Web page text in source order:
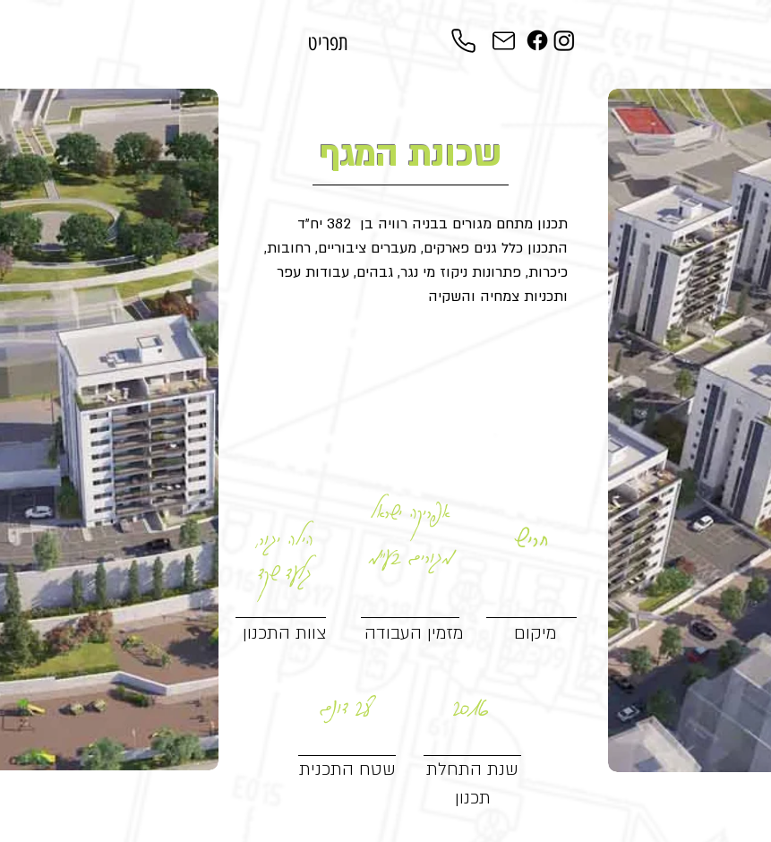
תפריט
שכונת המגף
תכנון מתחם מגורים בבניה רוויה בן 382 יח"ד
התכנון כלל גנים פארקים, מעברים ציבוריים, רחובות,
כיכרות, פתרונות ניקוז מי נגר, גבהים, עבודות עפר
ותכניות צמחיה והשקיה
הילה יגור,
גלעד שקד
צוות התכנון
אפריקה ישראל
מגורים בע"מ
מזמין העבודה
חריש
מיקום
28 דונם
שטח התכנית
2016
שנת התחלת
תכנון